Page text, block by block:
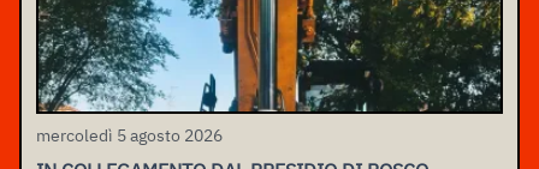
mercoledì 5 agosto 2026